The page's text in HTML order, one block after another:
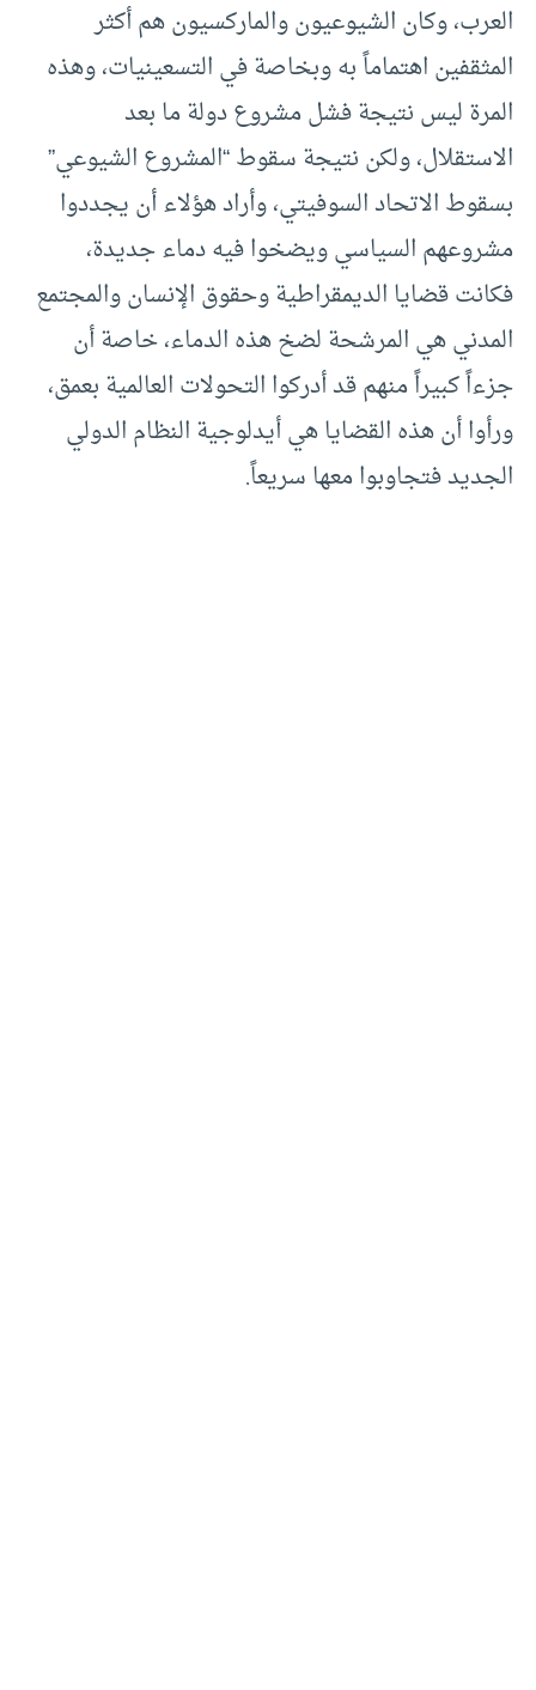
العرب، وكان الشيوعيون والماركسيون هم أكثر
المثقفين اهتماماً به وبخاصة في التسعينيات، وهذه
المرة ليس نتيجة فشل مشروع دولة ما بعد
الاستقلال، ولكن نتيجة سقوط “المشروع الشيوعي”
بسقوط الاتحاد السوفيتي، وأراد هؤلاء أن يجددوا
مشروعهم السياسي ويضخوا فيه دماء جديدة،
فكانت قضايا الديمقراطية وحقوق الإنسان والمجتمع
المدني هي المرشحة لضخ هذه الدماء، خاصة أن
جزءاً كبيراً منهم قد أدركوا التحولات العالمية بعمق،
ورأوا أن هذه القضايا هي أيدلوجية النظام الدولي
الجديد فتجاوبوا معها سريعاً.